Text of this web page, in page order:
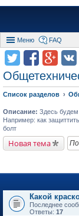
Меню FAQ
Список разделов
Описание: Здесь
Например: как
болт
Новая тема
Какой
Последнее
Ответы: 17